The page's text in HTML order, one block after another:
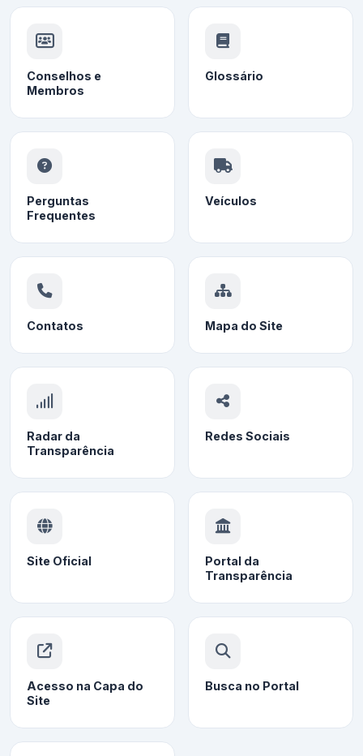
Conselhos e
Membros
Glossário
Perguntas
Frequentes
Veículos
Contatos Mapa do Site
Radar da
Transparência
Redes Sociais
Site Oficial
Portal da
Transparência
Acesso na Capa do
Site
Busca no Portal